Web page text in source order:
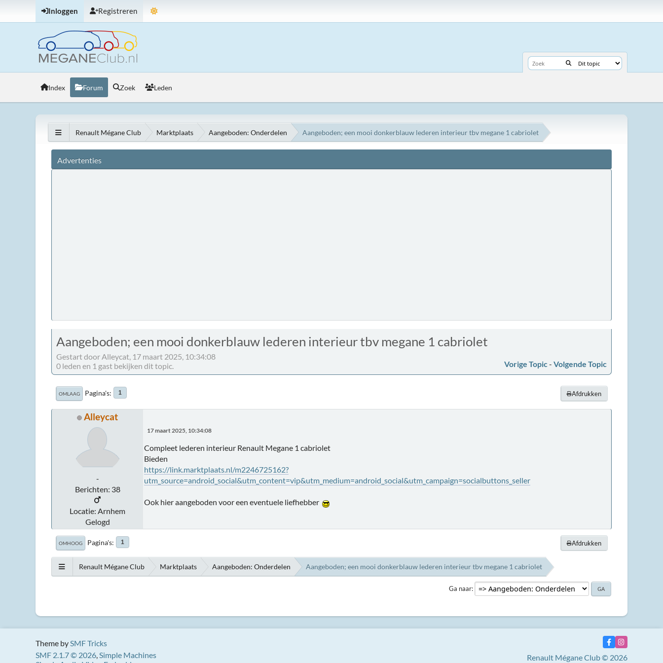
Inloggen Registreren
Index Forum Zoek Leden
Renault Mégane Club Marktplaats Aangeboden: Onderdelen Aangeboden; een mooi donkerblauw lederen interieur tbv megane 1 cabriolet
Advertenties
Aangeboden; een mooi donkerblauw lederen interieur tbv megane 1 cabriolet
Gestart door Alleycat, 17 maart 2025, 10:34:08
Vorige Topic - Volgende Topic
0 leden en 1 gast bekijken dit topic.
Afdrukken
OMLAAG Pagina's 1
Alleycat
-
Berichten: 38
Locatie: Arnhem
Gelogd
17 maart 2025, 10:34:08
Compleet lederen interieur Renault Megane 1 cabriolet
Bieden
https://link.marktplaats.nl/m2246725162?
utm_source=android_social&utm_content=vip&utm_medium=android_social&utm_campaign=socialbuttons_seller
Ook hier aangeboden voor een eventuele liefhebber
Afdrukken
OMHOOG Pagina's 1
Renault Mégane Club Marktplaats Aangeboden: Onderdelen Aangeboden; een mooi donkerblauw lederen interieur tbv megane 1 cabriolet
Ga naar
Theme bySMF Tricks
SMF 2.1.7 © 2026,Simple Machines
Renault Mégane Club © 2026